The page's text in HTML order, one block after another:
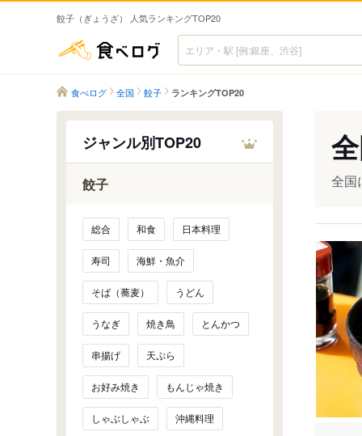
餃子（ぎょうざ） 人気ランキングTOP20
食べログ
食べログ 全国 餃子 ランキングTOP20
ジャンル別TOP20
餃子
総合 和食 日本料理
寿司 海鮮・魚介
そば（蕎麦） うどん
うなぎ 焼き鳥 とんかつ
串揚げ 天ぷら
お好み焼き もんじゃ焼き
しゃぶしゃぶ 沖縄料理
全国